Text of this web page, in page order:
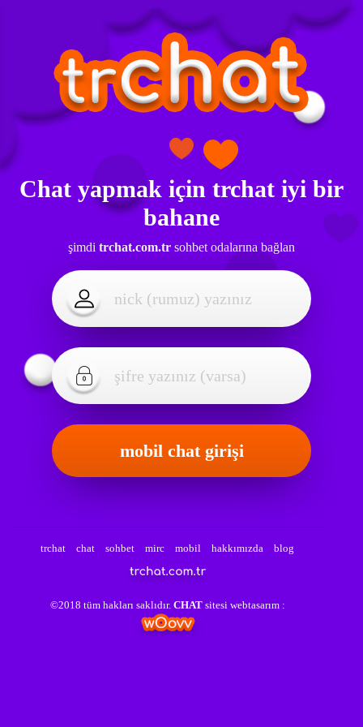
Chat yapmak için trchat iyi bir
bahane
şimdi trchat.com.tr sohbet odalarına bağlan
trchat chat sohbet mirc mobil hakkımızda blog
©2018 tüm hakları saklıdır. CHATsitesi webtasarım :